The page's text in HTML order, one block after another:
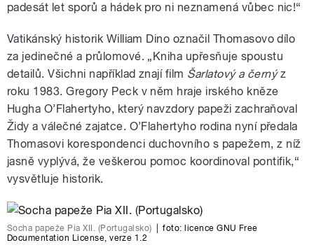
padesát let sporů a hádek pro ni neznamená vůbec nic!“
Vatikánský historik William Dino označil Thomasovo dílo
za jedinečné a průlomové. „Kniha upřesňuje spoustu
detailů. Všichni například znají film Šarlatový a černýz
roku 1983. Gregory Peck v něm hraje irského kněze
Hugha O’Flahertyho, který navzdory papeži zachraňoval
Židy a válečné zajatce. O’Flahertyho rodina nyní předala
Thomasovi korespondenci duchovního s papežem, z níž
jasně vyplývá, že veškerou pomoc koordinoval pontifik,“
vysvětluje historik.
Socha papeže Pia XII. (Portugalsko) foto: licence GNU Free
Documentation License, verze 1.2